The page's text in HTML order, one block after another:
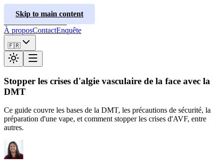
Skip to main content
ClusterInfo
Guides de traitement
À proposContactEnquête
🇫🇷
Stopper les crises d'algie vasculaire de la face avec la
DMT
Ce guide couvre les bases de la DMT, les précautions de sécurité, la
préparation d'une vape, et comment stopper les crises d'AVF, entre
autres.